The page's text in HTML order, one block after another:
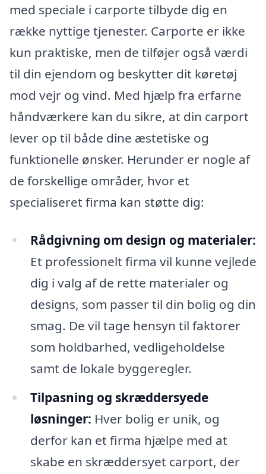
med speciale i carporte tilbyde dig en
række nyttige tjenester. Carporte er ikke
kun praktiske, men de tilføjer også værdi
til din ejendom og beskytter dit køretøj
mod vejr og vind. Med hjælp fra erfarne
håndværkere kan du sikre, at din carport
lever op til både dine æstetiske og
funktionelle ønsker. Herunder er nogle af
de forskellige områder, hvor et
specialiseret firma kan støtte dig:
Rådgivning om design og materialer:
Et professionelt firma vil kunne vejlede
dig i valg af de rette materialer og
designs, som passer til din bolig og din
smag. De vil tage hensyn til faktorer
som holdbarhed, vedligeholdelse
samt de lokale byggeregler.
Tilpasning og skræddersyede
løsninger: Hver bolig er unik, og
derfor kan et firma hjælpe med at
skabe en skræddersyet carport, der